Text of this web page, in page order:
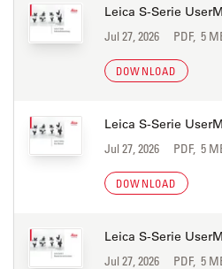
Leica S-Serie
Jul 27, 2026 PDF, 5
DOWNLOAD
Leica S-Serie
Jul 27, 2026 PDF, 5
DOWNLOAD
Leica S-Serie
Jul 27, 2026 PDF, 5